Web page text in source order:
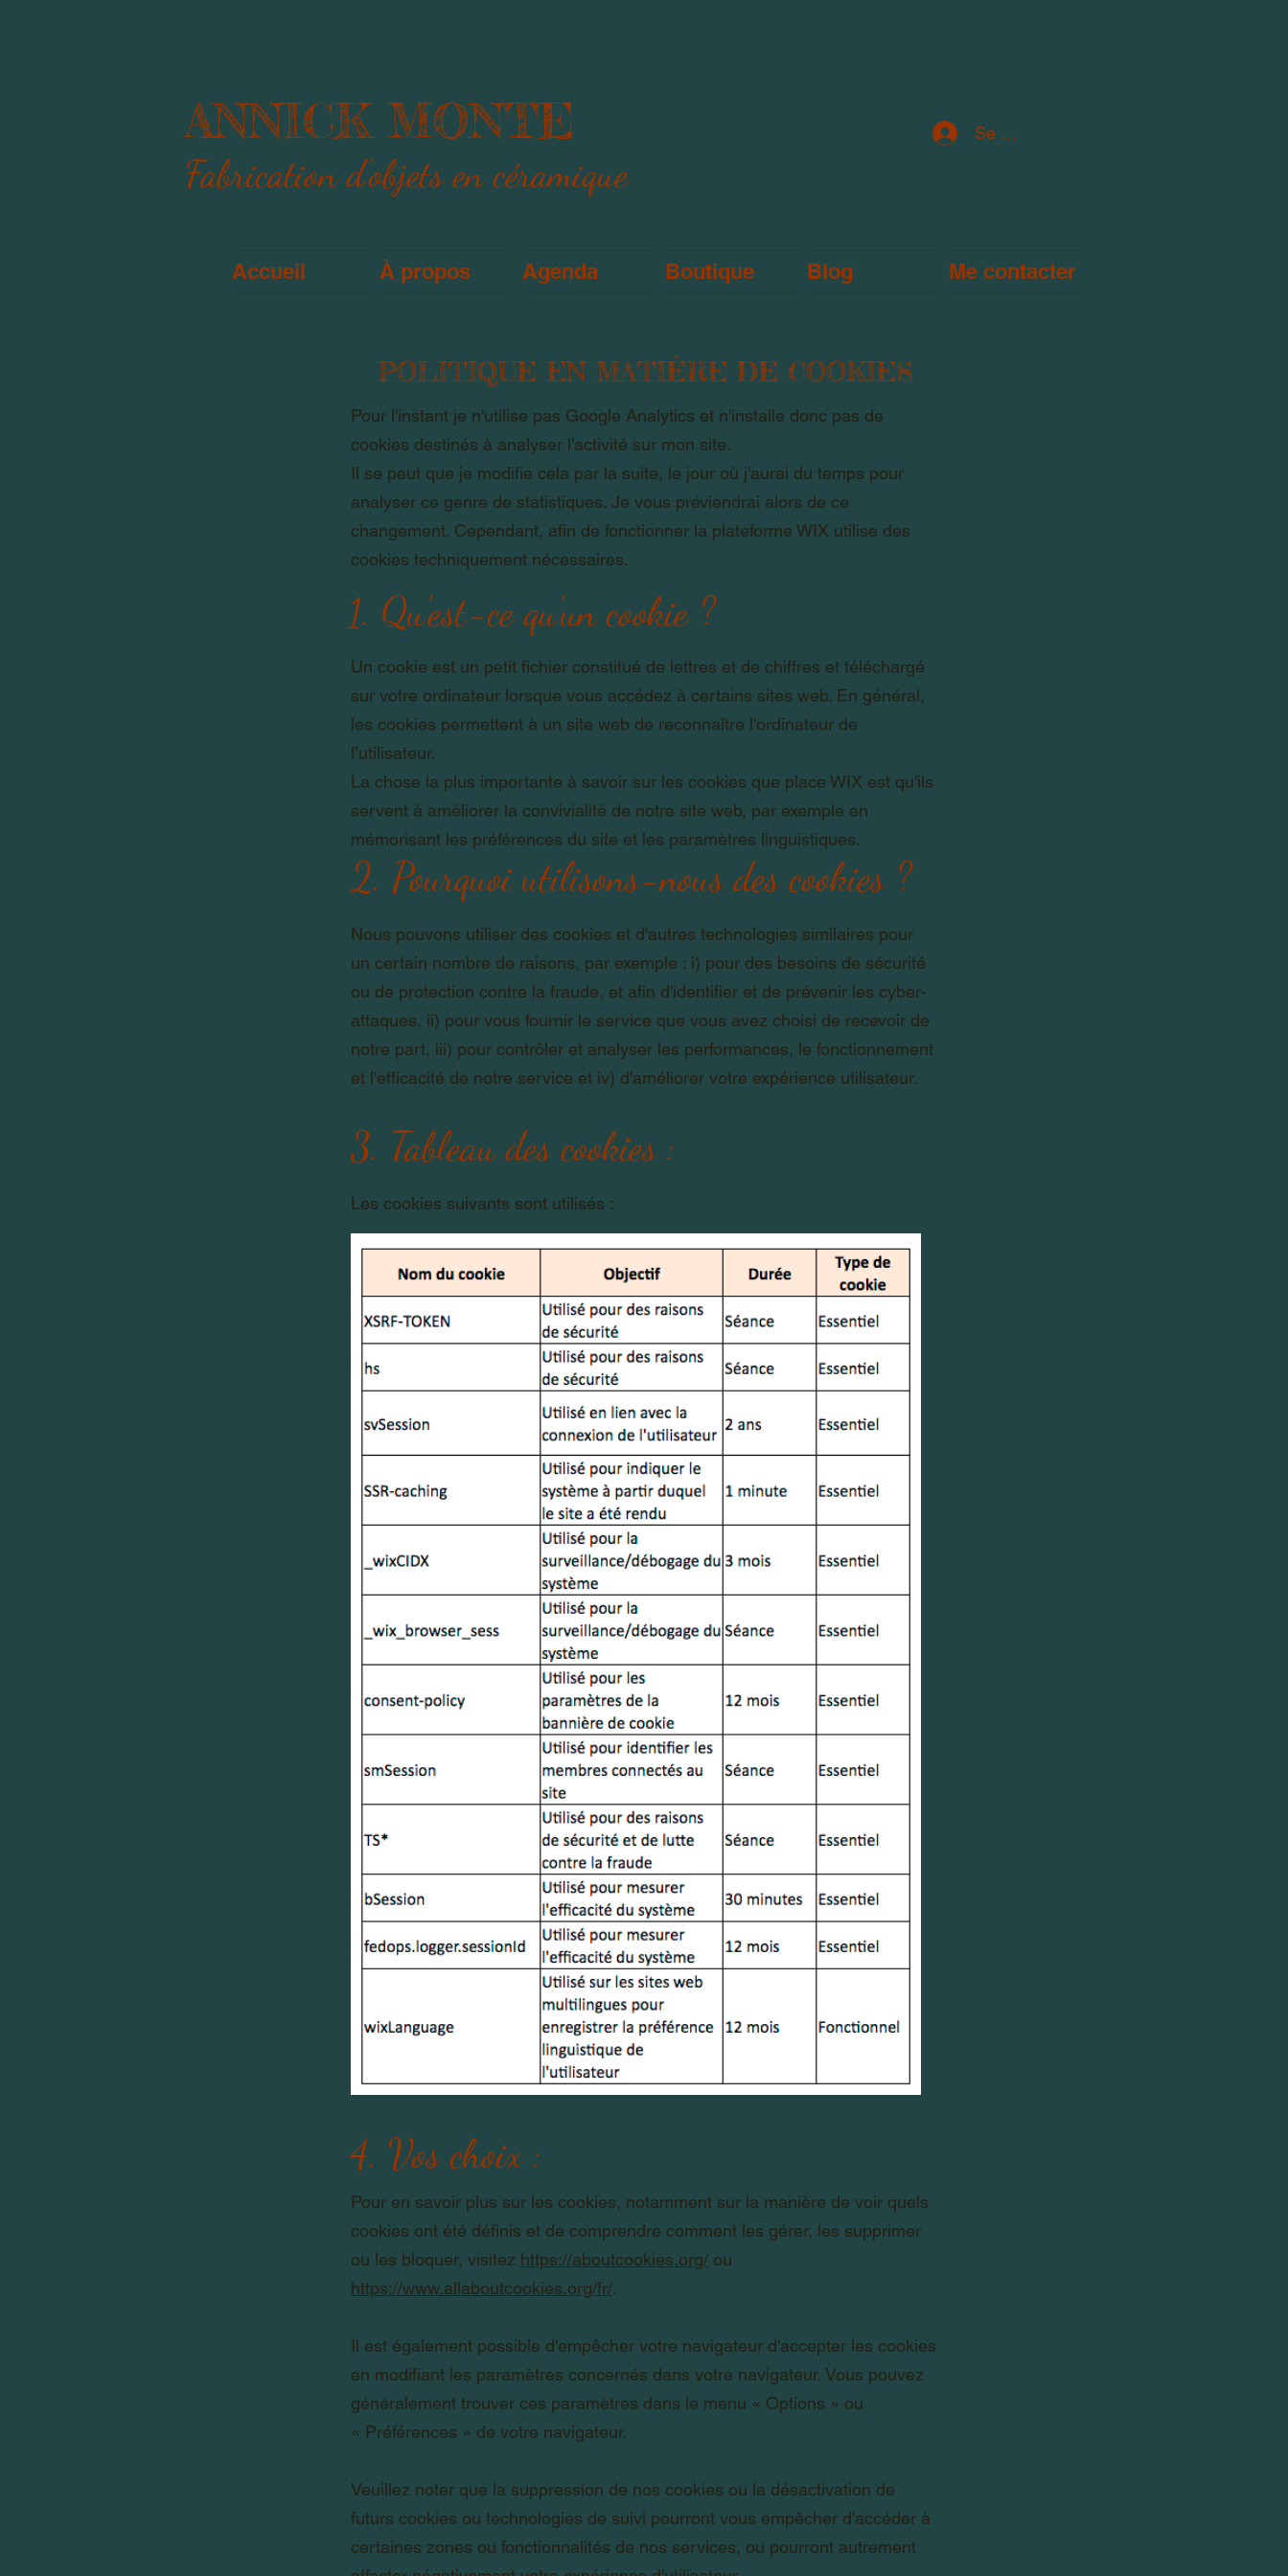
ANNICK MONTE
Fabrication d'objets en céramique
Se connecter
Accueil À propos Agenda Boutique Blog Me contacter
POLITIQUE EN MATIÈRE DE COOKIES
Pour l'instant je n'utilise pas Google Analytics et n'installe donc pas de
cookies destinés à analyser l'activité sur mon site.
Il se peut que je modifie cela par la suite, le jour où j'aurai du temps pour
analyser ce genre de statistiques. Je vous préviendrai alors de ce
changement. Cependant, afin de fonctionner la plateforme WIX utilise des
cookies techniquement nécessaires.
1. Qu'est-ce qu'un cookie ?
Un cookie est un petit fichier constitué de lettres et de chiffres et téléchargé
sur votre ordinateur lorsque vous accédez à certains sites web. En général,
les cookies permettent à un site web de reconnaître l'ordinateur de
l’utilisateur.
La chose la plus importante à savoir sur les cookies que place WIX est qu'ils
servent à améliorer la convivialité de notre site web, par exemple en
mémorisant les préférences du site et les paramètres linguistiques.
2. Pourquoi utilisons-nous des cookies ?
Nous pouvons utiliser des cookies et d'autres technologies similaires pour
un certain nombre de raisons, par exemple : i) pour des besoins de sécurité
ou de protection contre la fraude, et afin d'identifier et de prévenir les cyber-
attaques, ii) pour vous fournir le service que vous avez choisi de recevoir de
notre part, iii) pour contrôler et analyser les performances, le fonctionnement
et l'efficacité de notre service et iv) d'améliorer votre expérience utilisateur.
3. Tableau des cookies :
Les cookies suivants sont utilisés :
4. Vos choix :
Pour en savoir plus sur les cookies, notamment sur la manière de voir quels
cookies ont été définis et de comprendre comment les gérer, les supprimer
ou les bloquer, visitez https://aboutcookies.org/ ou
https://www.allaboutcookies.org/fr/.
Il est également possible d'empêcher votre navigateur d'accepter les cookies
en modifiant les paramètres concernés dans votre navigateur. Vous pouvez
généralement trouver ces paramètres dans le menu « Options » ou
« Préférences » de votre navigateur.
Veuillez noter que la suppression de nos cookies ou la désactivation de
futurs cookies ou technologies de suivi pourront vous empêcher d'accéder à
certaines zones ou fonctionnalités de nos services, ou pourront autrement